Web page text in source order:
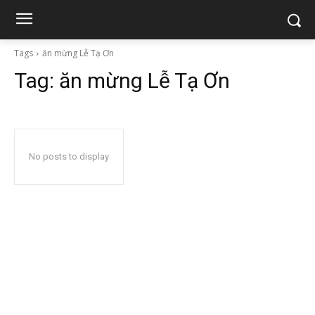
Tags ăn mừng Lễ Tạ Ơn
Tag: ăn mừng Lễ Tạ Ơn
No posts to display